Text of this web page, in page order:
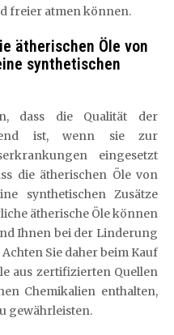
freier atmen können.
ätherischen Öle von
synthetischen
dass die Qualität der
ist, wenn sie zur
eingesetzt
die ätherischen Öle von
synthetischen Zusätze
ätherische Öle können
Ihnen bei der Linderung
Sie daher beim Kauf
aus zertifizierten Quellen
Chemikalien enthalten,
gewährleisten.